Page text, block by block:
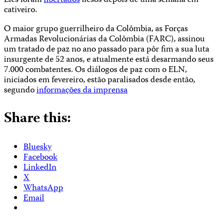
cativeiro.
O maior grupo guerrilheiro da Colômbia, as Forças
Armadas Revolucionárias da Colômbia (FARC), assinou
um tratado de paz no ano passado para pôr fim a sua luta
insurgente de 52 anos, e atualmente está desarmando seus
7.000 combatentes. Os diálogos de paz com o ELN,
iniciados em fevereiro, estão paralisados desde então,
segundoinformações da imprensa
Share this:
Bluesky
Facebook
LinkedIn
X
WhatsApp
Email